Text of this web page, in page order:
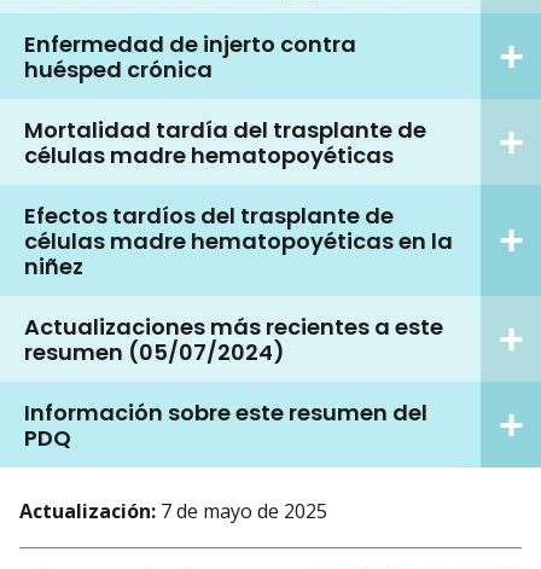
Enfermedad de injerto contra
huésped crónica
Mortalidad tardía del trasplante de
células madre hematopoyéticas
Efectos tardíos del trasplante de
células madre hematopoyéticas en la
niñez
Actualizaciones más recientes a este
resumen (05/07/2024)
Información sobre este resumen del
PDQ
Actualización: 7 de mayo de 2025